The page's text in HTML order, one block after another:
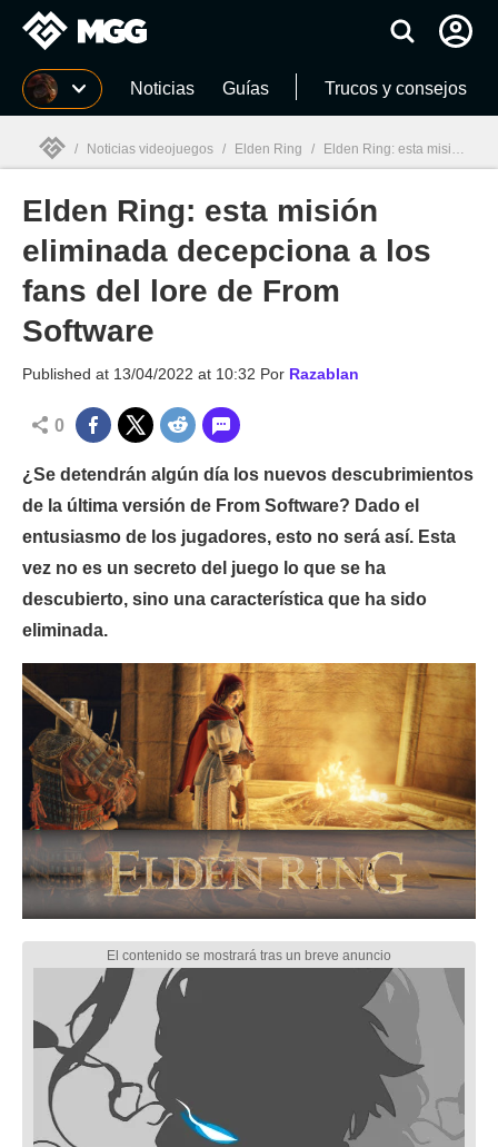
MGG Noticias Guías Trucos y consejos
MGG
/ Noticias videojuegos / Elden Ring / Elden Ring: esta misión eliminada decepciona a los fans del lore de From Software
Elden Ring: esta misión
eliminada decepciona a los
fans del lore de From
Software
Published at 13/04/2022 at 10:32 Por Razablan
0
¿Se detendrán algún día los nuevos descubrimientos
de la última versión de From Software? Dado el
entusiasmo de los jugadores, esto no será así. Esta
vez no es un secreto del juego lo que se ha
descubierto, sino una característica que ha sido
eliminada.